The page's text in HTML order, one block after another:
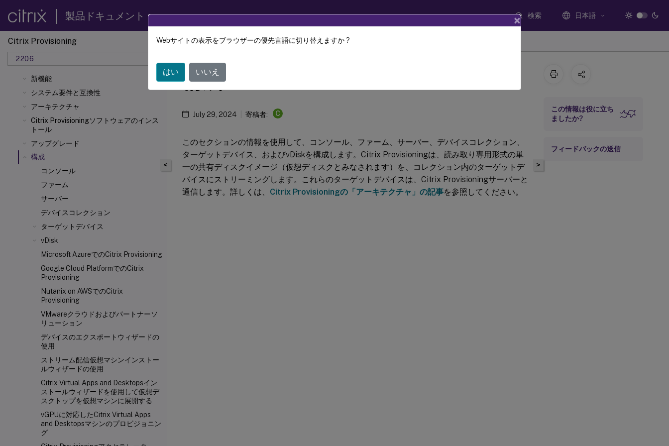
製品ドキュメント 検索 日本語
Citrix Provisioning
2206
Citrix Provisioning 2206
新機能
システム要件と互換性
アーキテクチャ
Citrix Provisioningソフトウェアのインス
トール
アップグレード
構成
コンソール
ファーム
サーバー
デバイスコレクション
ターゲットデバイス
vDisk
Microsoft AzureでのCitrix Provisioning
Google Cloud PlatformでのCitrix
Provisioning
Nutanix on AWSでのCitrix
Provisioning
VMwareクラウドおよびパートナーソ
リューション
デバイスのエクスポートウィザードの
使用
ストリーム配信仮想マシンインストー
ルウィザードの使用
Citrix Virtual Apps and Desktopsイン
ストールウィザードを使用して仮想デ
スクトップを仮想マシンに展開する
vGPUに対応したCitrix Virtual Apps
and Desktopsマシンのプロビジョニン
グ
Citrix Provisioning Citrix Provisioning 2206
<
構成
July 29, 2024 寄稿者: C
このセクションの情報を使用して、コンソール、ファーム、サーバー、デバイスコレクション、
ターゲットデバイス、およびvDiskを構成します。Citrix Provisioningは、読み取り専用形式の単
一の共有ディスクイメージ（仮想ディスクとみなされます）を、コレクション内のターゲットデ
バイスにストリーミングします。これらのターゲットデバイスは、Citrix Provisioningサーバーと
通信します。詳しくは、 Citrix Provisioningの「アーキテクチャ」の記事を参照してください。
>
この情報は役に立ち
ましたか?
フィードバックの送信
×
Webサイトの表示をブラウザーの優先言語に切り替えますか ?
はい いいえ